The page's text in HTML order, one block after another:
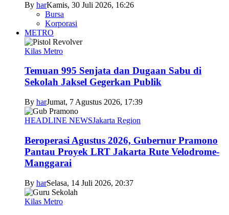
By harKamis, 30 Juli 2026, 16:26
Bursa
Korporasi
METRO
Kilas Metro
Temuan 995 Senjata dan Dugaan Sabu di
Sekolah Jaksel Gegerkan Publik
By harJumat, 7 Agustus 2026, 17:39
HEADLINE NEWSJakarta Region
Beroperasi Agustus 2026, Gubernur Pramono
Pantau Proyek LRT Jakarta Rute Velodrome-
Manggarai
By harSelasa, 14 Juli 2026, 20:37
Kilas Metro